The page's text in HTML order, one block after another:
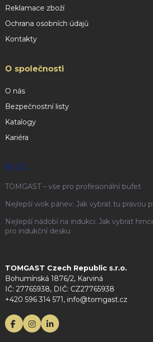
Reklamace zboží
Ochrana osobních údajů
Kontakty
O společnosti
O nás
Bezpečnostní listy
Katalogy
Kariéra
BLOG
TOMGAST – vše pro profesionální bufet
Nejlepší wok pánev: Jak vybrat tu pravou
Nejlepší nádobí na indukci: Jak vybrat
pro indukční desku
TOMGAST Czech Republic s.r.o.
Bohumínská 1876/2, Karviná
IČ: 27765938, DIČ: CZ27765938
+420 596 314 571, info@tomgast.cz